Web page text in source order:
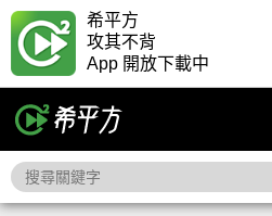
希平方
攻其不背
App 開放下載中